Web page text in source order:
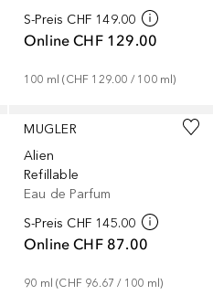
S-Preis CHF 149.00
Online CHF 129.00
100 ml (CHF 129.00 / 100 ml)
MUGLER
Alien
Refillable
Eau de Parfum
S-Preis CHF 145.00
Online CHF 87.00
90 ml (CHF 96.67 / 100 ml)